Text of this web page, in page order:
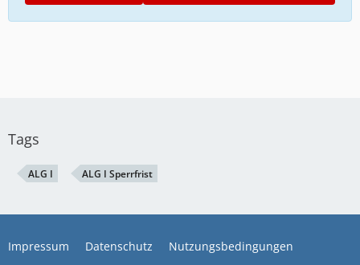
Tags
ALG I ALG I Sperrfrist
Impressum Datenschutz Nutzungsbedingungen